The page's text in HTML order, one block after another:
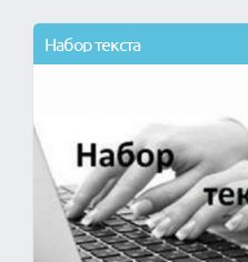
Набор текста